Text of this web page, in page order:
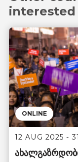
interested
ONLINE
12 AUG 2025 -